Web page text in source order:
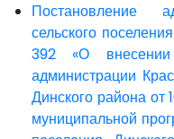
Постановление
сельского
392 «О внесении
администрации
Динского района от
муниципальной